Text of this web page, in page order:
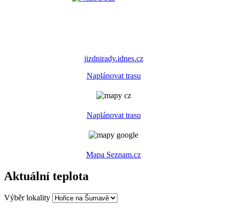
jizdnirady.idnes.cz
Naplánovat trasu
Naplánovat trasu
Mapa Seznam.cz
Aktuální teplota
Výběr lokality